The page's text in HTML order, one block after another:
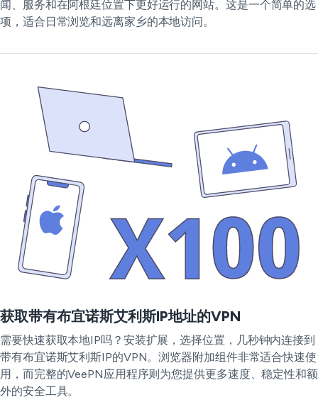
闻、服务和在阿根廷位置下更好运行的网站。这是一个简单的选
项，适合日常浏览和远离家乡的本地访问。
获取带有布宜诺斯艾利斯IP地址的VPN
需要快速获取本地IP吗？安装扩展，选择位置，几秒钟内连接到
带有布宜诺斯艾利斯IP的VPN。浏览器附加组件非常适合快速使
用，而完整的VeePN应用程序则为您提供更多速度、稳定性和额
外的安全工具。